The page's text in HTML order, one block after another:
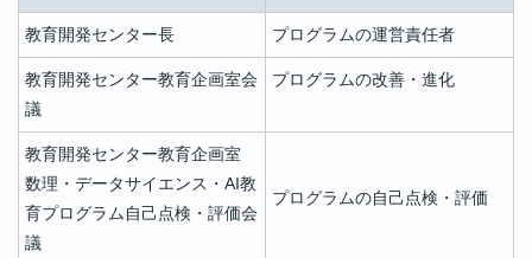
教育開発センター長 プログラムの運営責任者
教育開発センター教育企画室会
議
プログラムの改善・進化
教育開発センター教育企画室
数理・データサイエンス・AI教
育プログラム自己点検・評価会
議
プログラムの自己点検・評価